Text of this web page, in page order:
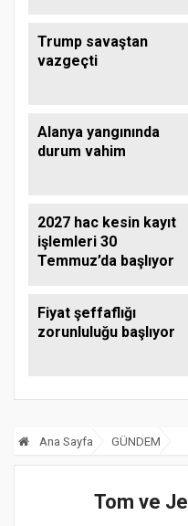
Trump savaştan
vazgeçti
Alanya yangınında
durum vahim
2027 hac kesin kayıt
işlemleri 30
Temmuz’da başlıyor
Fiyat şeffaflığı
zorunluluğu başlıyor
Ana Sayfa GÜNDEM
Tom ve